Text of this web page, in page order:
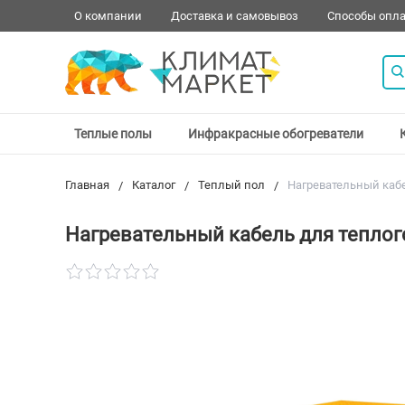
О компании Доставка и самовывоз Способы
Теплые полы Инфракрасные обогреватели
Главная Каталог Теплый пол Нагревательный
Нагревательный кабель для